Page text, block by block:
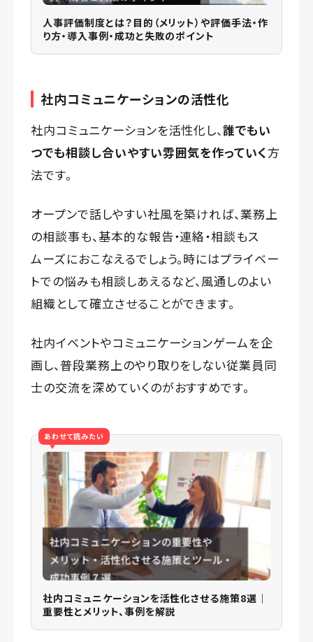
人事評価制度とは？目的（メリット）や評価手法・作
り方・導入事例・成功と失敗のポイント
社内コミュニケーションの活性化
社内コミュニケーションを活性化し、誰でもい
つでも相談し合いやすい雰囲気を作っていく方
法です。
オープンで話しやすい社風を築ければ、業務上
の相談事も、基本的な報告・連絡・相談もス
ムーズにおこなえるでしょう。時にはプライベー
トでの悩みも相談しあえるなど、風通しのよい
組織として確立させることができます。
社内イベントやコミュニケーションゲームを企
画し、普段業務上のやり取りをしない従業員同
士の交流を深めていくのがおすすめです。
あわせて読みたい
社内コミュニケーションを活性化させる施策8選｜
重要性とメリット、事例を解説